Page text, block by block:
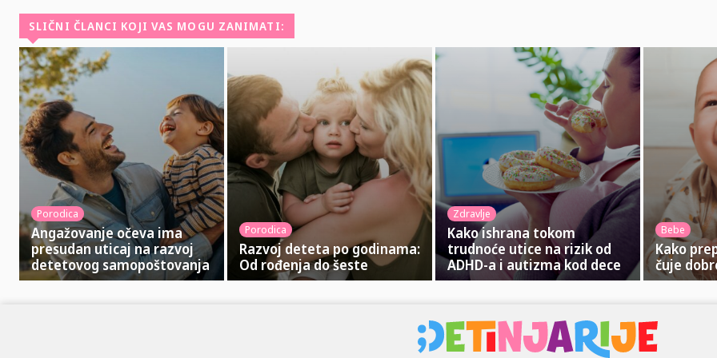
SLIČNI ČLANCI KOJI VAS MOGU ZANIMATI:
Porodica
Angažovanje očeva ima
presudan uticaj na razvoj
detetovog samopoštovanja
Porodica
Razvoj deteta po godinama:
Od rođenja do šeste
Zdravlje
Kako ishrana tokom
trudnoće utice na rizik od
ADHD-a i autizma kod dece
Bebe
Kako
čuje